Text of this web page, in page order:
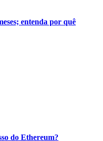
entenda por quê
do Ethereum?